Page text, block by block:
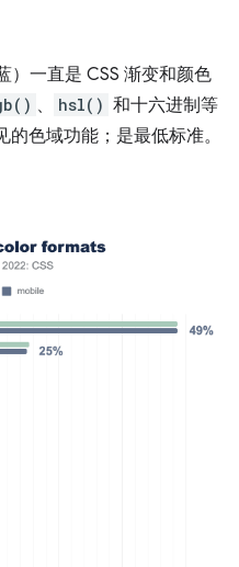
）一直是 CSS 渐变和颜色
、 hsl() 和十六进制等
色域功能；是最低标准。